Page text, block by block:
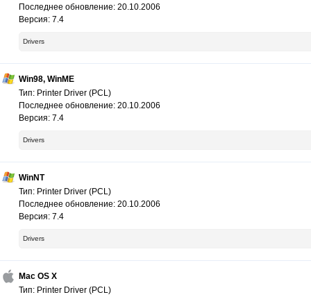
Последнее обновление: 20.10.2006
Версия: 7.4
Drivers
Win98, WinME
Тип: Printer Driver (PCL)
Последнее обновление: 20.10.2006
Версия: 7.4
Drivers
WinNT
Тип: Printer Driver (PCL)
Последнее обновление: 20.10.2006
Версия: 7.4
Drivers
Mac OS X
Тип: Printer Driver (PCL)